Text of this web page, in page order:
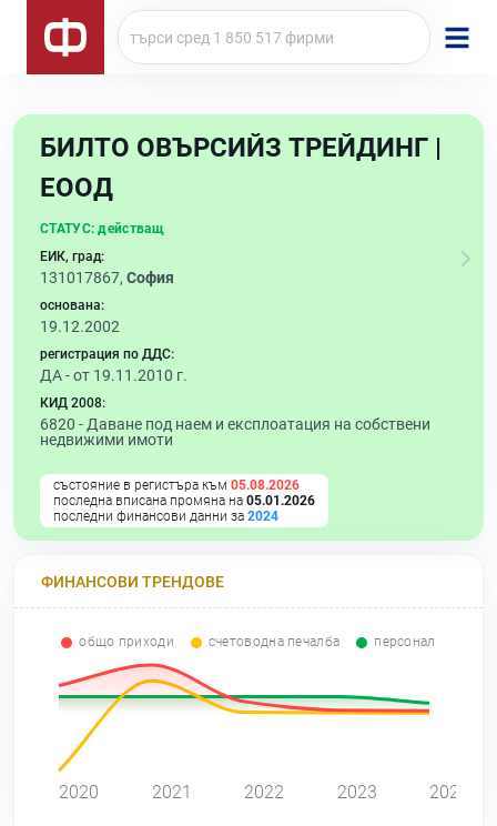
БИЛТО ОВЪРСИЙЗ ТРЕЙДИНГ |
ЕООД
СТАТУС: действащ
ЕИК, град:
131017867, София
основана:
19.12.2002
регистрация по ДДС:
ДА - от 19.11.2010 г.
КИД 2008:
6820 - Даване под наем и експлоатация на собствени
недвижими имоти
състояние в регистъра към 05.08.2026
последна вписана промяна на 05.01.2026
последни финансови данни за 2024
ФИНАНСОВИ ТРЕНДОВЕ
общо приходи счетоводна печалба персонал
2020 2021 2022 2023 2024